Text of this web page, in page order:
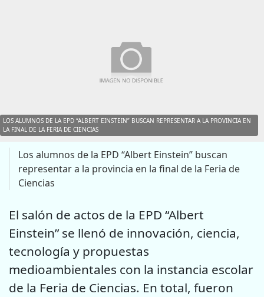
LOS ALUMNOS DE LA EPD “ALBERT EINSTEIN” BUSCAN REPRESENTAR A LA PROVINCIA EN
LA FINAL DE LA FERIA DE CIENCIAS
Los alumnos de la EPD “Albert Einstein” buscan
representar a la provincia en la final de la Feria de
Ciencias
El salón de actos de la EPD “Albert
Einstein” se llenó de innovación, ciencia,
tecnología y propuestas
medioambientales con la instancia escolar
de la Feria de Ciencias. En total, fueron